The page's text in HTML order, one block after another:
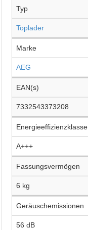
Typ
Toplader
Marke
AEG
EAN(s)
7332543373208
Energieeffizienzklasse
A+++
Fassungsvermögen
6 kg
Geräuschemissionen
56 dB